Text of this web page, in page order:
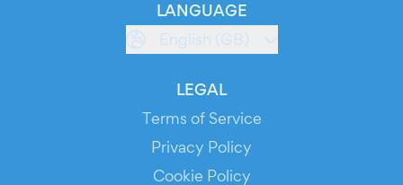
LANGUAGE
English (GB)
LEGAL
Terms of Service
Privacy Policy
Cookie Policy